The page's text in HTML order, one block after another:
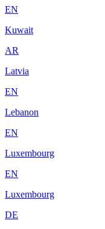
EN
Kuwait
AR
Latvia
EN
Lebanon
EN
Luxembourg
EN
Luxembourg
DE